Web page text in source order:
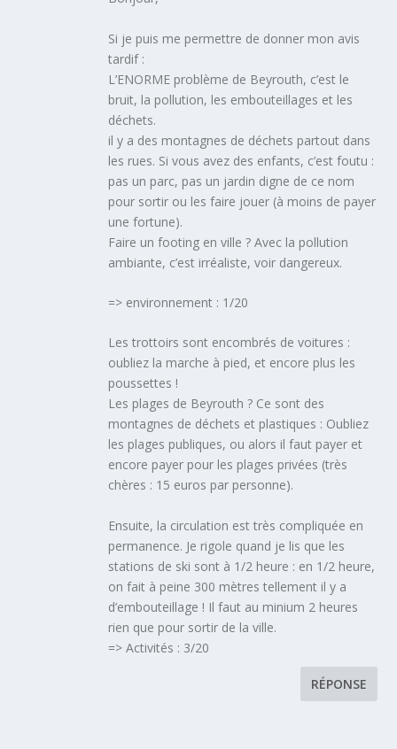
Si je puis me permettre de donner mon avis
tardif :
L’ENORME problème de Beyrouth, c’est le
bruit, la pollution, les embouteillages et les
déchets.
il y a des montagnes de déchets partout dans
les rues. Si vous avez des enfants, c’est foutu :
pas un parc, pas un jardin digne de ce nom
pour sortir ou les faire jouer (à moins de payer
une fortune).
Faire un footing en ville ? Avec la pollution
ambiante, c’est irréaliste, voir dangereux.
=> environnement : 1/20
Les trottoirs sont encombrés de voitures :
oubliez la marche à pied, et encore plus les
poussettes !
Les plages de Beyrouth ? Ce sont des
montagnes de déchets et plastiques : Oubliez
les plages publiques, ou alors il faut payer et
encore payer pour les plages privées (très
chères : 15 euros par personne).
Ensuite, la circulation est très compliquée en
permanence. Je rigole quand je lis que les
stations de ski sont à 1/2 heure : en 1/2 heure,
on fait à peine 300 mètres tellement il y a
d’embouteillage ! Il faut au minium 2 heures
rien que pour sortir de la ville.
=> Activités : 3/20
RÉPONSE